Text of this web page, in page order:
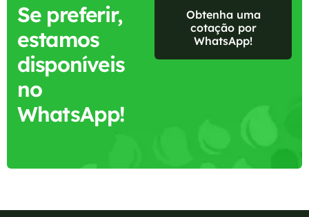
Se preferir,
estamos
disponíveis
no
WhatsApp!
Obtenha uma
cotação por
WhatsApp!